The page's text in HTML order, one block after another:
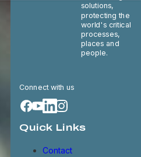
solutions,
protecting the
world's critical
processes,
places and
people.
Connect with us
Quick Links
Contact